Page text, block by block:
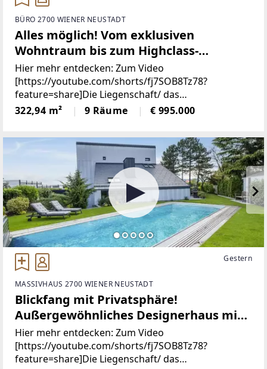
BÜRO 2700 WIENER NEUSTADT
Alles möglich! Vom exklusiven
Wohntraum bis zum Highclass-
Firmenstandort (oder beides in einem)
| Designerhaus mit traumhaftem
Garten | Edelstahlpool, Sauna,
Weinkeller | Doppelgarage, zwei
Hier mehr entdecken: Zum Video
[https://youtube.com/shorts/fj7SOB8Tz78?
feature=share]Die Liegenschaft/ das
ObjektAußergewöhnlich, spannend, nachhaltig – so
präsentiert sich diese nach Süden ausgerichtete
322,94 m² 9 Räume € 995.000
Gestern
MASSIVHAUS 2700 WIENER NEUSTADT
Blickfang mit Privatsphäre!
Außergewöhnliches Designerhaus mit
viel Raum zur Entfaltung | 9 Zimmer,
Edelstahlpool, Sauna, Weinkeller |
Vereint Wohnen und Arbeiten |
Hier mehr entdecken: Zum Video
[https://youtube.com/shorts/fj7SOB8Tz78?
feature=share]Die Liegenschaft/ das